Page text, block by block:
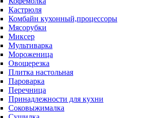
Кастрюля
Комбайн кухонный,процессоры
Мясорубки
Миксер
Мультиварка
Мороженица
Овощерезка
Плитка настольная
Пароварка
Перечница
Принадлежности для кухни
Соковыжималка